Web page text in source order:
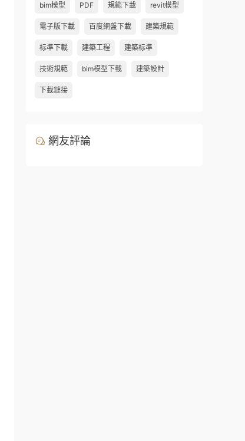
bim模型 PDF 規範下載 revit模型
電子版下載 百度網盤下載 建築規範
标準下載 建築工程 建築标準
技術規範 bim模型下載 建築設計
下載鏈接
網友評論